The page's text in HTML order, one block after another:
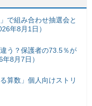
で組み合わせ抽選会と
年8月1日）
う？保護者の73.5％が
8月7日）
算数」個人向けストリ